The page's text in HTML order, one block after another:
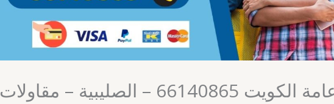
مقاولات عامة الكويت 66140865 – الصليبية – مقاولات